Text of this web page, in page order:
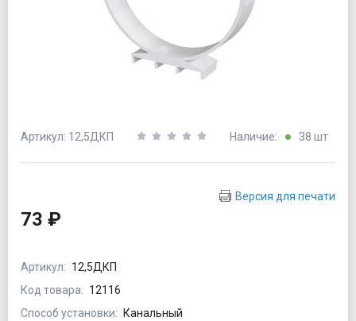
Артикул: 12,5ДКП Наличие: 38 шт
Версия для печати
73 ₽
Артикул: 12,5ДКП
Код товара: 12116
Способ установки:
Канальный